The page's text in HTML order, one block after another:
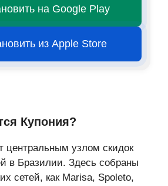
на Google Play
из Apple Store
Купония?
центральным узлом скидок
в Бразилии. Здесь собраны
сетей, как Marisa, Spoleto,